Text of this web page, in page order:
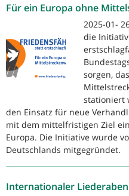
Für ein Europa ohne
2025-01-
die
sorgen,
stationiert
den Einsatz für neue
mit dem mittelfristigen Ziel
Europa. Die Initiative wurde
Deutschlands mitgegründet.
Internationaler